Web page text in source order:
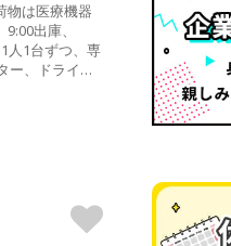
物は医療機器
出庫、
人1台ずつ、専
ー、ドライブ
事ができま
の配送がし
み立て施工